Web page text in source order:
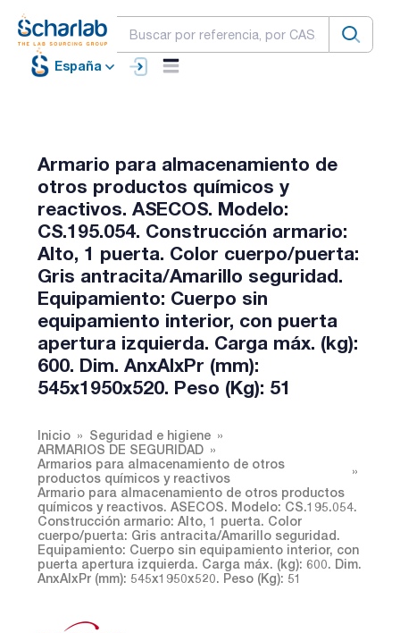
España
Armario para almacenamiento de
otros productos químicos y
reactivos. ASECOS. Modelo:
CS.195.054. Construcción armario:
Alto, 1 puerta. Color cuerpo/puerta:
Gris antracita/Amarillo seguridad.
Equipamiento: Cuerpo sin
equipamiento interior, con puerta
apertura izquierda. Carga máx. (kg):
600. Dim. AnxAlxPr (mm):
545x1950x520. Peso (Kg): 51
Inicio
Seguridad e higiene
ARMARIOS DE SEGURIDAD
Armarios para almacenamiento de otros
productos químicos y reactivos
Armario para almacenamiento de otros productos
químicos y reactivos. ASECOS. Modelo: CS.195.054.
Construcción armario: Alto, 1 puerta. Color
cuerpo/puerta: Gris antracita/Amarillo seguridad.
Equipamiento: Cuerpo sin equipamiento interior, con
puerta apertura izquierda. Carga máx. (kg): 600. Dim.
AnxAlxPr (mm): 545x1950x520. Peso (Kg): 51